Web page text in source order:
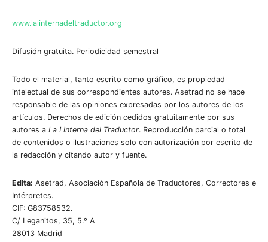
www.lalinternadeltraductor.org
Difusión gratuita. Periodicidad semestral
Todo el material, tanto escrito como gráfico, es propiedad
intelectual de sus correspondientes autores. Asetrad no se hace
responsable de las opiniones expresadas por los autores de los
artículos. Derechos de edición cedidos gratuitamente por sus
autores a La Linterna del Traductor. Reproducción parcial o total
de contenidos o ilustraciones solo con autorización por escrito de
la redacción y citando autor y fuente.
Edita: Asetrad, Asociación Española de Traductores, Correctores e
Intérpretes.
CIF: G83758532.
C/ Leganitos, 35, 5.º A
28013 Madrid